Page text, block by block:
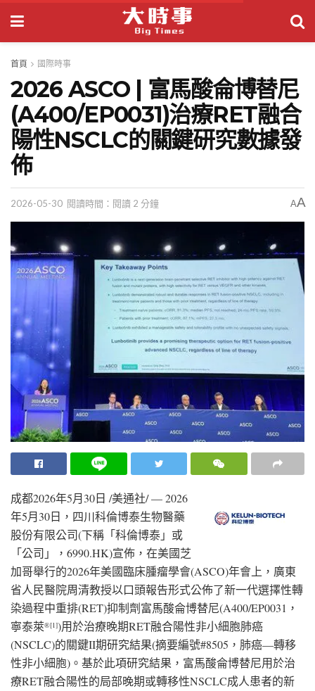
首頁 國際時事
2026 ASCO | 富馬酸侖博替尼
(A400/EP0031)治療RET融合
陽性NSCLC的關鍵研究數據發
佈
2026-05-30 閱讀時間：閱讀 2 分鐘 AA
成都2026年5月30日 /美通社/ — 2026
年5月30日，四川科倫博泰生物醫藥
股份有限公司(下稱「科倫博泰」或
「公司」，6990.HK)宣佈，在美國芝
加哥舉行的2026年美國臨床腫瘤學會(ASCO)年會上，廣東
省人民醫院周清教授以口頭報告形式公佈了新一代選擇性轉
染過程中重排(RET)抑制劑富馬酸侖博替尼(A400/EP0031，
寧泰萊®[1])用於治療晚期RET融合陽性非小細胞肺癌
(NSCLC)的關鍵II期研究結果(摘要編號#8505，肺癌—轉移
性非小細胞)。基於此項研究結果，富馬酸侖博替尼用於治
療RET融合陽性的局部晚期或轉移性NSCLC成人患者的新